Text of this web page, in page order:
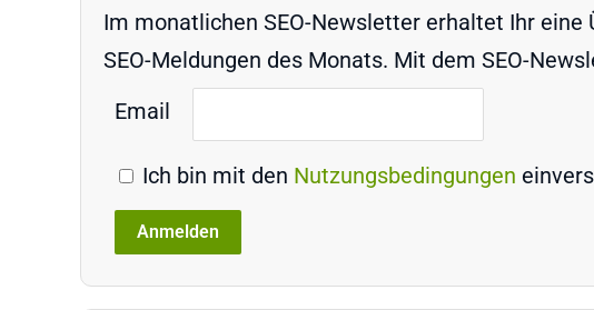
Im monatlichen SEO-Newsletter erhaltet Ihr
SEO-Meldungen des Monats. Mit dem SEO-
Email
Ich bin mit den Nutzungsbedingungen